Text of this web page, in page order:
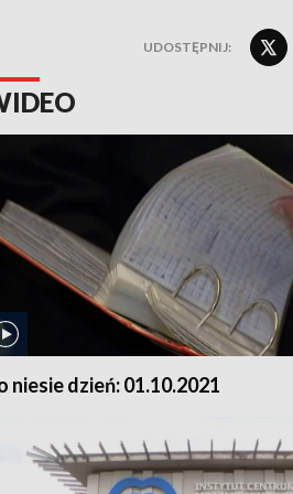
UDOSTĘPNIJ:
niesie dzień: 01.10.2021